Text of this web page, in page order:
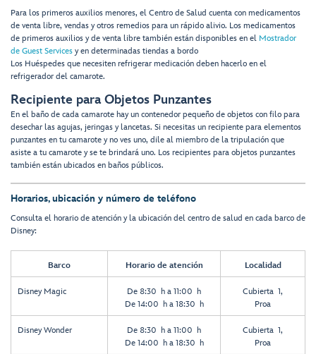
Para los primeros auxilios menores, el Centro de Salud cuenta con medicamentos
de venta libre, vendas y otros remedios para un rápido alivio. Los medicamentos
de primeros auxilios y de venta libre también están disponibles en el Mostrador
de Guest Services y en determinadas tiendas a bordo
Los Huéspedes que necesiten refrigerar medicación deben hacerlo en el
refrigerador del camarote.
Recipiente para Objetos Punzantes
En el baño de cada camarote hay un contenedor pequeño de objetos con filo para
desechar las agujas, jeringas y lancetas. Si necesitas un recipiente para elementos
punzantes en tu camarote y no ves uno, dile al miembro de la tripulación que
asiste a tu camarote y se te brindará uno. Los recipientes para objetos punzantes
también están ubicados en baños públicos.
Horarios, ubicación y número de teléfono
Consulta el horario de atención y la ubicación del centro de salud en cada barco de
Disney:
Barco Horario de atención Localidad
Disney Magic
De 8:30 h a 11:00 h
De 14:00 h a 18:30 h
Cubierta 1,
Proa
Disney Wonder
De 8:30 h a 11:00 h
De 14:00 h a 18:30 h
Cubierta 1,
Proa